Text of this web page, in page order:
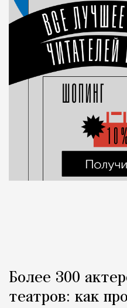
Более 300
театров: как